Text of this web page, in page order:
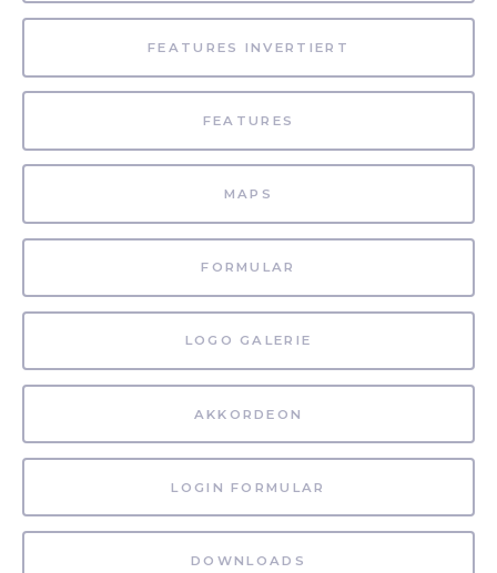
FEATURES INVERTIERT
FEATURES
MAPS
FORMULAR
LOGO GALERIE
AKKORDEON
LOGIN FORMULAR
DOWNLOADS